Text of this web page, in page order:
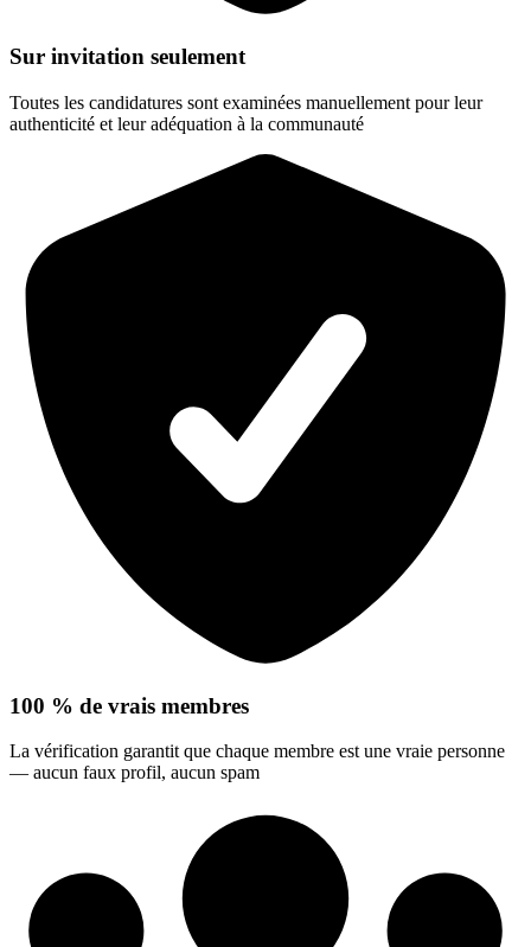
Sur invitation seulement
Toutes les candidatures sont examinées manuellement pour leur
authenticité et leur adéquation à la communauté
100 % de vrais membres
La vérification garantit que chaque membre est une vraie personne
— aucun faux profil, aucun spam